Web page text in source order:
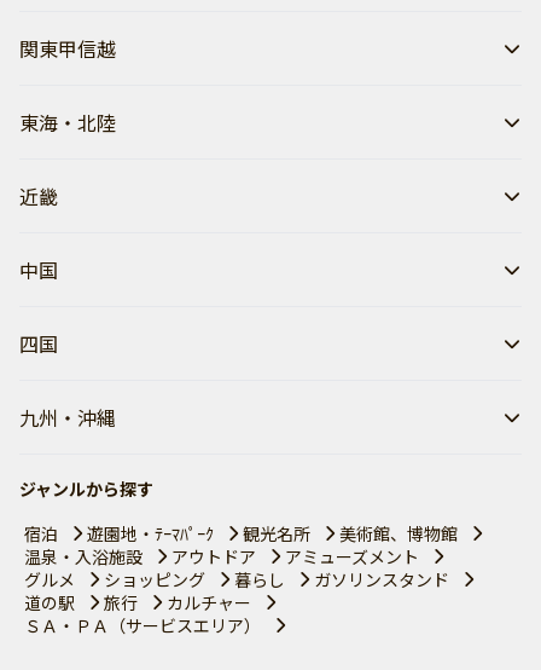
関東甲信越
東海・北陸
近畿
中国
四国
九州・沖縄
ジャンルから探す
宿泊
遊園地・ﾃｰﾏﾊﾟｰｸ 観光名所
美術館、博物館
温泉・入浴施設
アウトドア
アミューズメント
グルメ
ショッピング 暮らし
ガソリンスタンド
道の駅
旅行
カルチャー
ＳＡ・ＰＡ（サービスエリア）